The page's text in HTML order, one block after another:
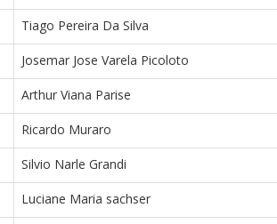
Tiago Pereira Da Silva
Josemar Jose Varela Picoloto
Arthur Viana Parise
Ricardo Muraro
Silvio Narle Grandi
Luciane Maria sachser